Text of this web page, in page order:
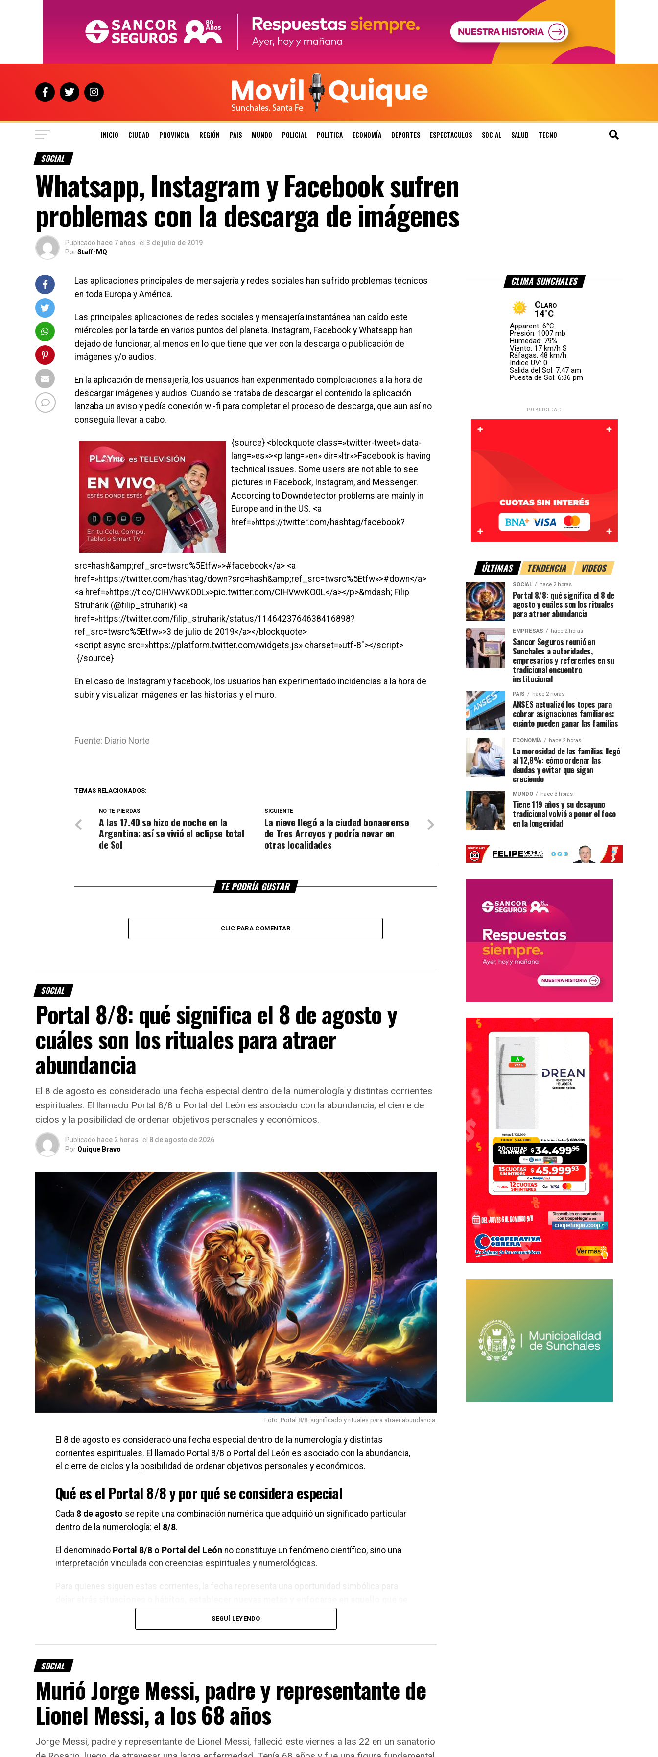
INICIO CIUDAD PROVINCIA REGIÓN PAIS MUNDO POLICIAL POLITICA ECONOMÍA DEPORTES ESPECTACULOS SOCIAL SALUD TECNO
SOCIAL
Whatsapp, Instagram y Facebook sufren
problemas con la descarga de imágenes
Publicado hace 7 años el 3 de julio de 2019
PorStaff-MQ
Las aplicaciones principales de mensajería y redes sociales han sufrido problemas técnicos
en toda Europa y América.
Las principales aplicaciones de redes sociales y mensajería instantánea han caído este
miércoles por la tarde en varios puntos del planeta. Instagram, Facebook y Whatsapp han
dejado de funcionar, al menos en lo que tiene que ver con la descarga o publicación de
imágenes y/o audios.
En la aplicación de mensajería, los usuarios han experimentado complciaciones a la hora de
descargar imágenes y audios. Cuando se trataba de descargar el contenido la aplicación
lanzaba un aviso y pedía conexión wi-fi para completar el proceso de descarga, que aun así no
conseguía llevar a cabo.
{source} <blockquote class=»twitter-tweet» data-
lang=»es»><p lang=»en» dir=»ltr»>Facebook is having
technical issues. Some users are not able to see
pictures in Facebook, Instagram, and Messenger.
According to Downdetector problems are mainly in
Europe and in the US. <a
href=»https://twitter.com/hashtag/facebook?
src=hash&amp;ref_src=twsrc%5Etfw»>#facebook</a> <a
href=»https://twitter.com/hashtag/down?src=hash&amp;ref_src=twsrc%5Etfw»>#down</a>
<a href=»https://t.co/CIHVwvKO0L»>pic.twitter.com/CIHVwvKO0L</a></p>&mdash; Filip
Struhárik (@filip_struharik) <a
href=»https://twitter.com/filip_struharik/status/1146423764638416898?
ref_src=twsrc%5Etfw»>3 de julio de 2019</a></blockquote>
<script async src=»https://platform.twitter.com/widgets.js» charset=»utf-8″></script>
{/source}
En el caso de Instagram y facebook, los usuarios han experimentado incidencias a la hora de
subir y visualizar imágenes en las historias y el muro.
Fuente: Diario Norte
TEMAS RELACIONADOS:
SIGUIENTE
La nieve llegó a la ciudad bonaerense
de Tres Arroyos y podría nevar en
otras localidades
NO TE PIERDAS
A las 17.40 se hizo de noche en la
Argentina: así se vivió el eclipse total
de Sol
TE PODRÍA GUSTAR
CLIC PARA COMENTAR
SOCIAL
Portal 8/8: qué significa el 8 de agosto y
cuáles son los rituales para atraer
abundancia
El 8 de agosto es considerado una fecha especial dentro de la numerología y distintas corrientes
espirituales. El llamado Portal 8/8 o Portal del León es asociado con la abundancia, el cierre de
ciclos y la posibilidad de ordenar objetivos personales y económicos.
Publicado hace 2 horas el 8 de agosto de 2026
Por Quique Bravo
Foto: Portal 8/8: significado y rituales para atraer abundancia.
El 8 de agosto es considerado una fecha especial dentro de la numerología y distintas
corrientes espirituales. El llamado Portal 8/8 o Portal del León es asociado con la abundancia,
el cierre de ciclos y la posibilidad de ordenar objetivos personales y económicos.
Qué es el Portal 8/8 y por qué se considera especial
Cada 8 de agosto se repite una combinación numérica que adquirió un significado particular
dentro de la numerología: el 8/8.
El denominado Portal 8/8 o Portal del León no constituye un fenómeno científico, sino una
interpretación vinculada con creencias espirituales y numerológicas.
Para quienes siguen estas corrientes, la fecha representa una oportunidad simbólica para
Además, su forma recuerda al símbolo del infinito,
por lo que también se lo vincula con los ciclos, la
continuidad y el equilibrio.
SEGUÍ LEYENDO
SOCIAL
Murió Jorge Messi, padre y representante de
Lionel Messi, a los 68 años
Jorge Messi, padre y representante de Lionel Messi, falleció este viernes a las 22 en un sanatorio
CLIMA SUNCHALES
Claro
14°C
Apparent: 6°C
Presión: 1007 mb
Humedad: 79%
Viento: 17 km/h S
Ráfagas: 48 km/h
Indice UV: 0
Salida del Sol: 7:47 am
Puesta de Sol: 6:36 pm
PUBLICIDAD
ÚLTIMAS TENDENCIA VIDEOS
SOCIAL hace 2 horas
Portal 8/8: qué significa el 8 de
agosto y cuáles son los rituales
para atraer abundancia
EMPRESAS hace 2 horas
Sancor Seguros reunió en
Sunchales a autoridades,
empresarios y referentes en su
tradicional encuentro
institucional
PAIS hace 2 horas
ANSES actualizó los topes para
cobrar asignaciones familiares:
cuánto pueden ganar las familias
ECONOMÍA hace 2 horas
La morosidad de las familias llegó
al 12,8%: cómo ordenar las
deudas y evitar que sigan
creciendo
MUNDO hace 3 horas
Tiene 119 años y su desayuno
tradicional volvió a poner el foco
en la longevidad